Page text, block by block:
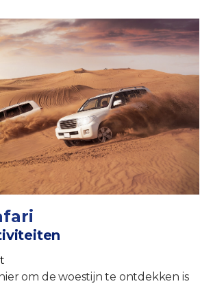
om de woestijn te ontdekken is